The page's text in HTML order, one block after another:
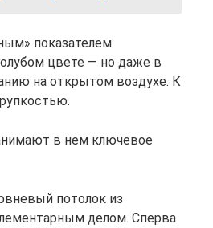
показателем
цвете — но даже в
на открытом воздухе. К
в нем ключевое
потолок из
делом. Сперва